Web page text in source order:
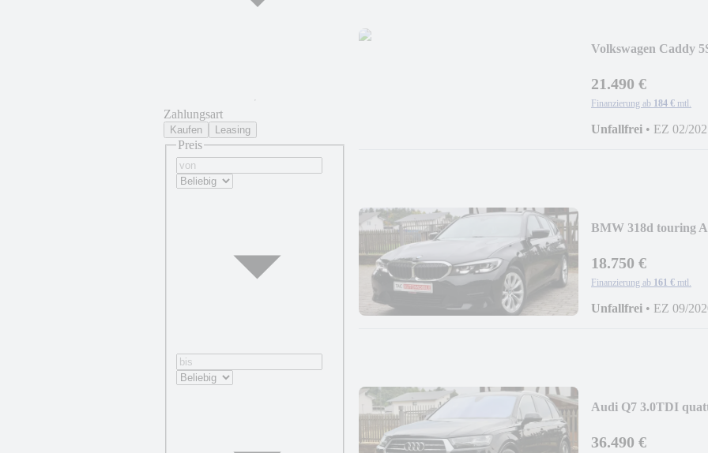
Zahlungsart
Kaufen Leasing
Preis
Volkswagen Caddy
21.490 €
Finanzierung ab 184 € mtl.
Unfallfrei • EZ 02/
BMW 318d touring
18.750 €
Finanzierung ab 161 € mtl.
Unfallfrei • EZ 09/
Audi Q7 3.0TDI
36.490 €